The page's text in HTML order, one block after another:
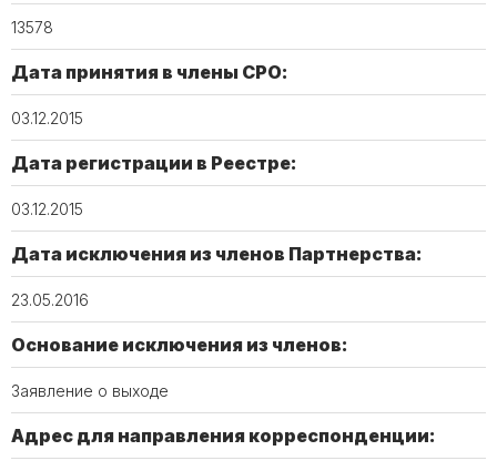
13578
Дата принятия в члены СРО:
03.12.2015
Дата регистрации в Реестре:
03.12.2015
Дата исключения из членов Партнерства:
23.05.2016
Основание исключения из членов:
Заявление о выходе
Адрес для направления корреспонденции: